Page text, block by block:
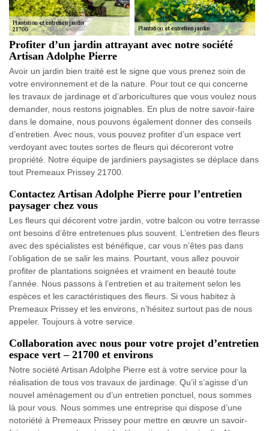
Profiter d’un jardin attrayant avec notre société
Artisan Adolphe Pierre
Avoir un jardin bien traité est le signe que vous prenez soin de
votre environnement et de la nature. Pour tout ce qui concerne
les travaux de jardinage et d’arboricultures que vous voulez nous
demander, nous restons joignables. En plus de notre savoir-faire
dans le domaine, nous pouvons également donner des conseils
d’entretien. Avec nous, vous pouvez profiter d’un espace vert
verdoyant avec toutes sortes de fleurs qui décoreront votre
propriété. Notre équipe de jardiniers paysagistes se déplace dans
tout Premeaux Prissey 21700.
Contactez Artisan Adolphe Pierre pour l’entretien
paysager chez vous
Les fleurs qui décorent votre jardin, votre balcon ou votre terrasse
ont besoins d’être entretenues plus souvent. L’entretien des fleurs
avec des spécialistes est bénéfique, car vous n’êtes pas dans
l’obligation de se salir les mains. Pourtant, vous allez pouvoir
profiter de plantations soignées et vraiment en beauté toute
l’année. Nous passons à l’entretien et au traitement selon les
espèces et les caractéristiques des fleurs. Si vous habitez à
Premeaux Prissey et les environs, n’hésitez surtout pas de nous
appeler. Toujours à votre service.
Collaboration avec nous pour votre projet d’entretien
espace vert – 21700 et environs
Notre société Artisan Adolphe Pierre est à votre service pour la
réalisation de tous vos travaux de jardinage. Qu’il s’agisse d’un
nouvel aménagement ou d’un entretien ponctuel, nous sommes
là pour vous. Nous sommes une entreprise qui dispose d’une
notoriété à Premeaux Prissey pour mettre en œuvre un savoir-